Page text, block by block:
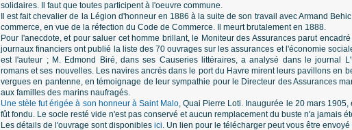
solidaires. Il faut que toutes participent à l'oeuvre commune.
Il est fait chevalier de la Légion d'honneur en 1886 à la suite de son travail avec Armand
commerce, en vue de la réfection du Code de Commerce. Il meurt brutalement en 1888.
Pour l'anecdote, et pour saluer cet homme brillant, le Moniteur des Assurances parut
journaux financiers ont publié la liste des 70 ouvrages sur les assurances et l'économie
est l'auteur ; M. Edmond Biré, dans ses Causeries littéraires, a analysé dans le journal
romans et ses nouvelles. Les navires ancrés dans le port du Havre mirent leurs pavillons en
vergues en pantenne, en témoignage de leur sympathie pour le Directeur des Assurances
aux familles des marins naufragés.
Une stèle fut érigée à son honneur à Saint Malo, Quai Pierre Loti. Inaugurée le 20 mars
fût fondu. Le socle resté vide n'est pas conservé et aucun remplacement du buste n'a jamais
Les détails de l'ouvrage sont disponibles ici. Un lien pour le télécharger peut vous être